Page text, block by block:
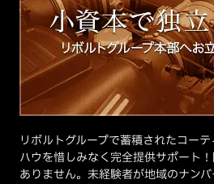
リボルトグループで蓄積されたコー
ハウを惜しみなく完全提供サポート
ありません。未経験者が地域のナン